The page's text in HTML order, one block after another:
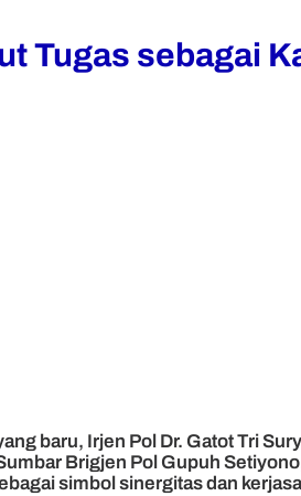
Tugas sebagai
baru, Irjen Pol Dr. Gatot Tri
Brigjen Pol Gupuh
simbol sinergitas dan